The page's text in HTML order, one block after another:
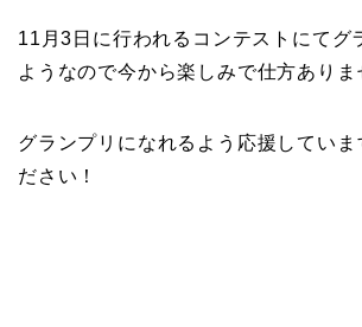
11月3日に行われるコンテストにてグ
ようなので今から楽しみで仕方ありま
グランプリになれるよう応援していま
ださい！